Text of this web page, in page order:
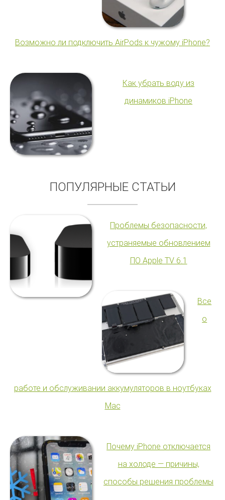
Возможно ли подключить AirPods к чужому iPhone?
Как убрать воду из
динамиков iPhone
ПОПУЛЯРНЫЕ СТАТЬИ
Проблемы безопасности,
устраняемые обновлением
ПО Apple TV 6.1
Все
о
работе и обслуживании аккумуляторов в ноутбуках
Mac
Почему iPhone отключается
на холоде — причины,
способы решения проблемы